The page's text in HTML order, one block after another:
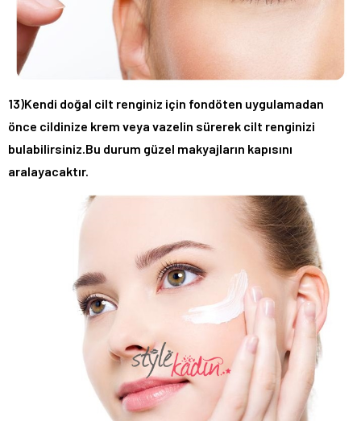
13)Kendi doğal cilt renginiz için fondöten uygulamadan
önce cildinize krem veya vazelin sürerek cilt renginizi
bulabilirsiniz.Bu durum güzel makyajların kapısını
aralayacaktır.